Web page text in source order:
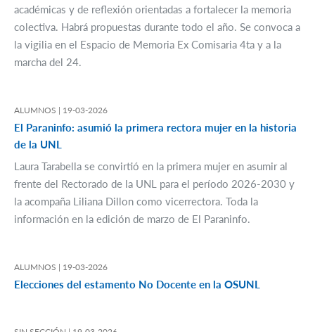
académicas y de reflexión orientadas a fortalecer la memoria
colectiva. Habrá propuestas durante todo el año. Se convoca a
la vigilia en el Espacio de Memoria Ex Comisaria 4ta y a la
marcha del 24.
ALUMNOS | 19-03-2026
El Paraninfo: asumió la primera rectora mujer en la historia
de la UNL
Laura Tarabella se convirtió en la primera mujer en asumir al
frente del Rectorado de la UNL para el período 2026-2030 y
la acompaña Liliana Dillon como vicerrectora. Toda la
información en la edición de marzo de El Paraninfo.
ALUMNOS | 19-03-2026
Elecciones del estamento No Docente en la OSUNL